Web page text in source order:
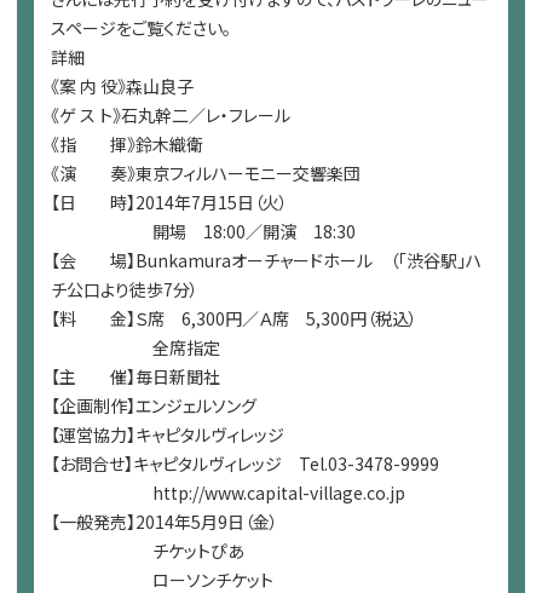
スページをご覧ください。
詳細
《案 内 役》森山良子
《ゲ ス ト》石丸幹二／レ・フレール
《指 揮》鈴木織衛
《演 奏》東京フィルハーモニー交響楽団
【日 時】2014年7月15日（火）
開場 18:00／開演 18:30
【会 場】Bunkamuraオーチャードホール （「渋谷駅」ハ
チ公口より徒歩7分）
【料 金】Ｓ席 6,300円／Ａ席 5,300円（税込）
全席指定
【主 催】毎日新聞社
【企画制作】エンジェルソング
【運営協力】キャピタルヴィレッジ
【お問合せ】キャピタルヴィレッジ Tel.03-3478-9999
http://www.capital-village.co.jp
【一般発売】2014年5月9日（金）
チケットぴあ
ローソンチケット